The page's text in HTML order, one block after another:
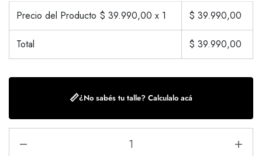
Precio del Producto $ 39.990,00 x 1 $ 39.990,00
Total $ 39.990,00
📏¿No sabés tu talle? Calculalo acá